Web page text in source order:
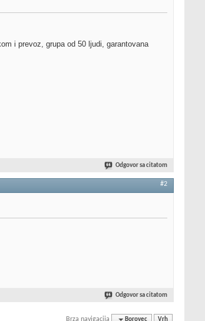
i prevoz, grupa od 50 ljudi, garantovana
Odgovor sa citatom
#2
Odgovor sa citatom
Brza navigacija Borovec Vrh